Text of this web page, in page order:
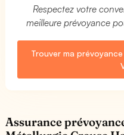
Respectez votre
meilleure prévoyance
Trouver ma
Assurance